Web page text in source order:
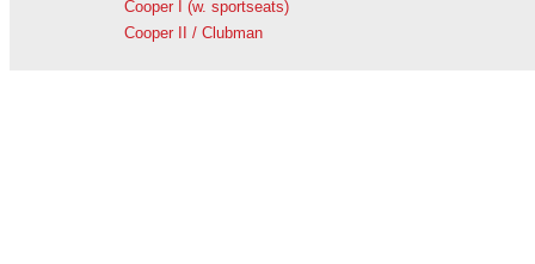
Cooper I (w. sportseats)
Cooper II / Clubman